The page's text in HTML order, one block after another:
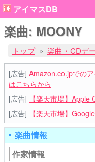
アイマスDB
楽曲: MOONY
トップ 楽曲・CDデ
[広告] Amazon.co.jpでの
はこちらから
[広告]
【楽天市場】Apple
[広告]
【楽天市場】
楽曲情報
作家情報